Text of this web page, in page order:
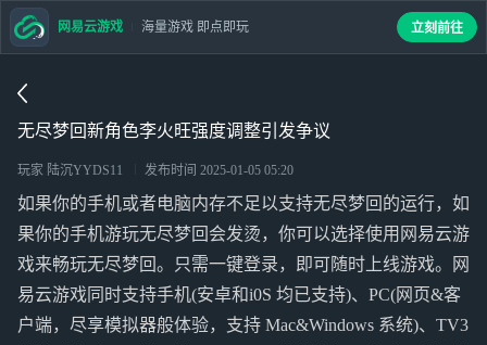
无尽梦回新角色李火旺强度调整引发争议
玩家 陆沉YYDS11 发布时间 2025-01-05 05:20
如果你的手机或者电脑内存不足以支持无尽梦回的运行，如
果你的手机游玩无尽梦回会发烫，你可以选择使用网易云游
戏来畅玩无尽梦回。只需一键登录，即可随时上线游戏。网
易云游戏同时支持手机(安卓和i0S 均已支持)、PC(网页&客
户端，尽享模拟器般体验，支持 Mac&Windows 系统)、TV3
网易云游戏 海量游戏 即点即玩 立刻前往